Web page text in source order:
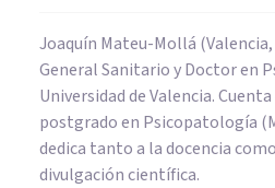
Joaquín Mateu-Mollá
General Sanitario y Doctor en
Universidad de Valencia.
postgrado en Psicopatología
dedica tanto a la docencia
divulgación científica.